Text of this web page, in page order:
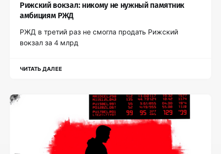
Рижский вокзал: никому не нужный памятник
амбициям РЖД
РЖД в третий раз не смогла продать Рижский
вокзал за 4 млрд
ЧИТАТЬ ДАЛЕЕ